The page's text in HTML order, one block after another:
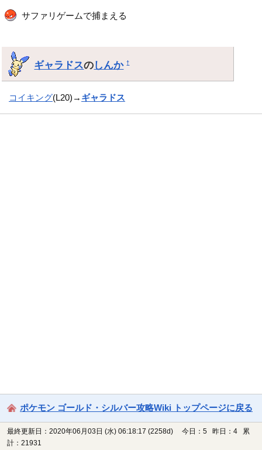
サファリゲームで捕まえる
ギャラドスのしんか †
コイキング(L20)→ ギャラドス
ポケモン ゴールド・シルバー攻略Wiki トップページに戻る
最終更新日：2020年06月03日 (水) 06:18:17 (2258d)
今日：5 昨日：4 累
計：21931